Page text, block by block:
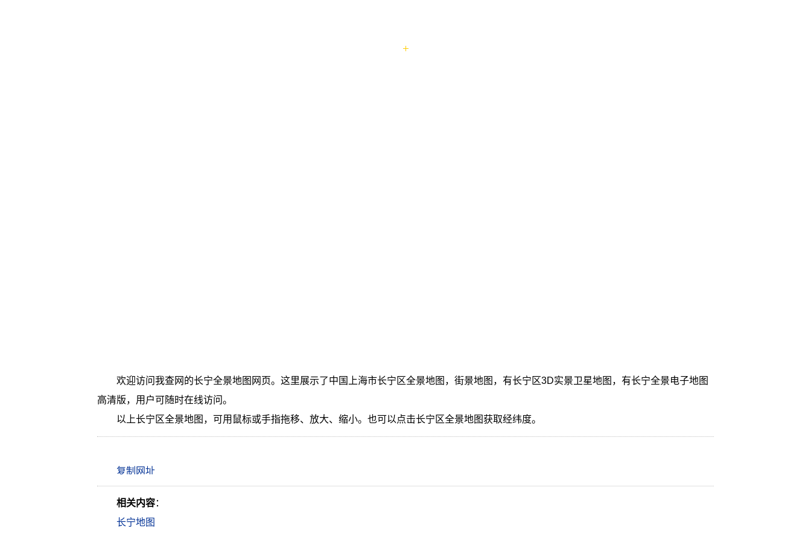
欢迎访问我查网的长宁全景地图网页。这里展示了中国上海市长宁区全景地图，街景地图，有长宁区3D实景卫星地图，有长宁全景电子地图
高清版，用户可随时在线访问。
以上长宁区全景地图，可用鼠标或手指拖移、放大、缩小。也可以点击长宁区全景地图获取经纬度。
相关内容：
长宁地图